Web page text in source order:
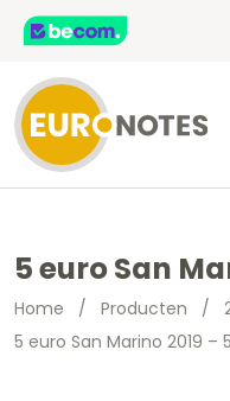
5 euro San
Home / Producten /
5 euro San Marino 2019 –